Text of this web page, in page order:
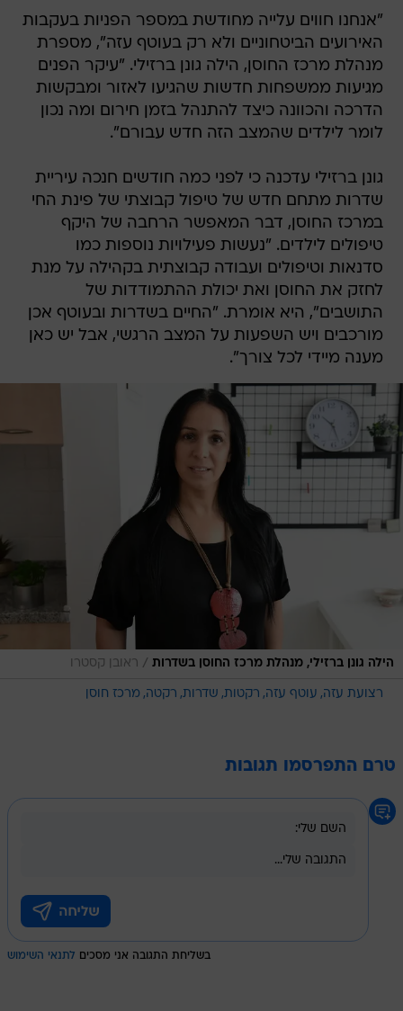
"אנחנו חווים עלייה מחודשת במספר הפניות בעקבות
האירועים הביטחוניים ולא רק בעוטף עזה", מספרת
מנהלת מרכז החוסן, הילה גונן ברזילי. "עיקר הפנים
מגיעות ממשפחות חדשות שהגיעו לאזור ומבקשות
הדרכה והכוונה כיצד להתנהל בזמן חירום ומה נכון
לומר לילדים שהמצב הזה חדש עבורם".
גונן ברזילי עדכנה כי לפני כמה חודשים חנכה עיריית
שדרות מתחם חדש של טיפול קבוצתי של פינת החי
במרכז החוסן, דבר המאפשר הרחבה של היקף
טיפולים לילדים. "נעשות פעילויות נוספות כמו
סדנאות וטיפולים ועבודה קבוצתית בקהילה על מנת
לחזק את החוסן ואת יכולת ההתמודדות של
התושבים", היא אומרת. "החיים בשדרות ובעוטף אכן
מורכבים ויש השפעות על המצב הרגשי, אבל יש כאן
מענה מיידי לכל צורך".
הילה גונן ברזילי, מנהלת מרכז החוסן בשדרות / ראובן קסטרו
רצועת עזה עוטף עזה רקטות שדרות רקטה מרכז חוסן
טרם התפרסמו תגובות
בשליחת התגובה אני מסכים לתנאי השימוש